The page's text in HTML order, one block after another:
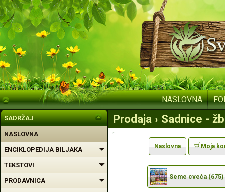
NASLOVNA
SADRŽAJ
NASLOVNA
ENCIKLOPEDIJA BILJAKA
TEKSTOVI
PRODAVNICA
Prodaja › Sadnice -
Naslovna Moja
Seme cveća (675)